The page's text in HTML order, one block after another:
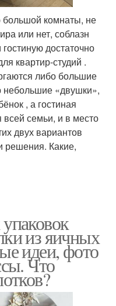
большой комнаты, не
или нет, соблазн
достаточно
квартир-студий .
либо большие
небольшие «двушки»,
, а гостиная
семьи, и в место
двух вариантов
решения. Какие,
из яичных
идеи, фото
Что